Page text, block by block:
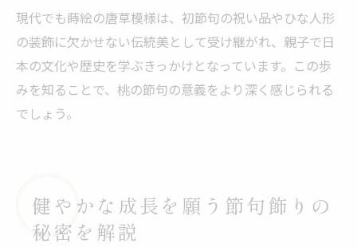
現代でも蒔絵の唐草模様は、初節句の祝い品やひな人形
の装飾に欠かせない伝統美として受け継がれ、親子で日
本の文化や歴史を学ぶきっかけとなっています。この歩
みを知ることで、桃の節句の意義をより深く感じられる
でしょう。
健やかな成長を願う節句飾りの
秘密を解説